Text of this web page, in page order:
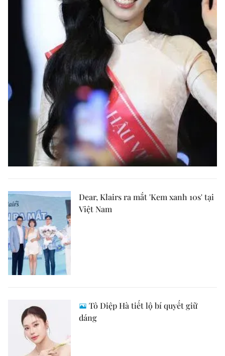
Dear, Klairs ra mắt 'Kem xanh 10s' tại
Việt Nam
Tô Diệp Hà tiết lộ bí quyết giữ
dáng